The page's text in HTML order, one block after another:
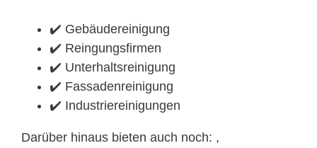
✔️ Gebäudereinigung
✔️ Reingungsfirmen
✔️ Unterhaltsreinigung
✔️ Fassadenreinigung
✔️ Industriereinigungen
Darüber hinaus bieten auch noch: ,